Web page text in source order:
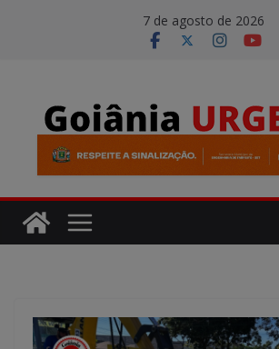
7 de agosto de 2026
modal-check